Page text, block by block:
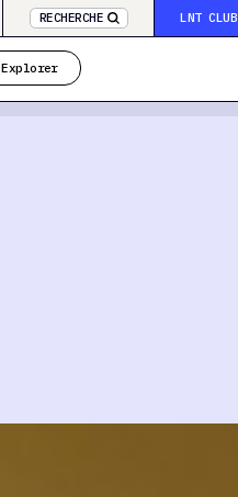
RECHERCHE LNT CLUB
Explorer